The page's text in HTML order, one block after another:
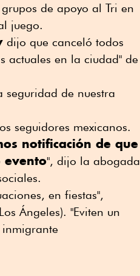
de apoyo al Tri en
juego.
dijo que canceló todos
actuales en la ciudad" de
seguridad de nuestra
seguidores mexicanos.
notificación de que
evento", dijo la abogada
en fiestas",
Ángeles). "Eviten un